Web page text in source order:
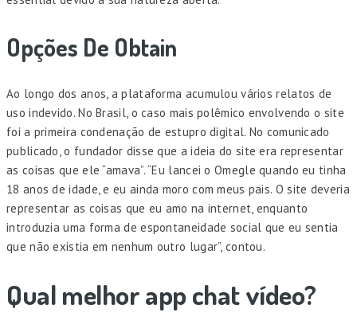
Opções De Obtain
Ao longo dos anos, a plataforma acumulou vários relatos de
uso indevido. No Brasil, o caso mais polêmico envolvendo o site
foi a primeira condenação de estupro digital. No comunicado
publicado, o fundador disse que a ideia do site era representar
as coisas que ele “amava”. “Eu lancei o Omegle quando eu tinha
18 anos de idade, e eu ainda moro com meus pais. O site deveria
representar as coisas que eu amo na internet, enquanto
introduzia uma forma de espontaneidade social que eu sentia
que não existia em nenhum outro lugar”, contou.
Qual melhor app chat vídeo?